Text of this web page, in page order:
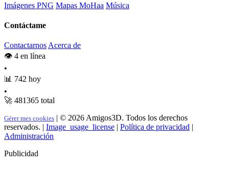
Imágenes PNG Mapas MoHaa Música
Contáctame
Contactarnos Acerca de
👁️ 4 en línea
•
📊 742 hoy
•
🚀 481365 total
Gérer mes cookies | © 2026 Amigos3D. Todos los derechos
reservados. | Image_usage_license | Política de privacidad |
Administración
Publicidad